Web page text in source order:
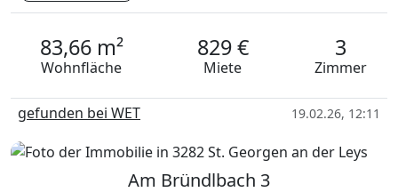
83,66 m²
Wohnfläche
829 €
Miete
3
Zimmer
gefunden bei WET 19.02.26, 12:11
Am Bründlbach 3